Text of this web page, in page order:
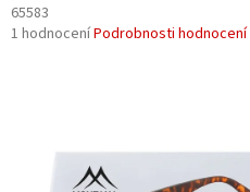
65583
Průměrné
hvězdiček.
1 hodnoceníPodrobnosti hodnocení